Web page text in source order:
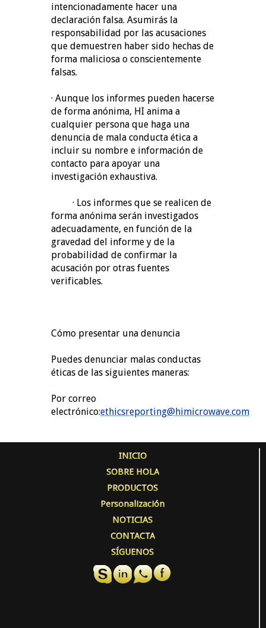
intencionadamente hacer una
declaración falsa. Asumirás la
responsabilidad por las acusaciones
que demuestren haber sido hechas de
forma maliciosa o conscientemente
falsas.
· Aunque los informes pueden hacerse
de forma anónima, HI anima a
cualquier persona que haga una
denuncia de mala conducta ética a
incluir su nombre e información de
contacto para apoyar una
investigación exhaustiva.
· Los informes que se realicen de
forma anónima serán investigados
adecuadamente, en función de la
gravedad del informe y de la
probabilidad de confirmar la
acusación por otras fuentes
verificables.
Cómo presentar una denuncia
Puedes denunciar malas conductas
éticas de las siguientes maneras:
Por correo
electrónico:ethicsreporting@himicrowave.com
INICIO
SOBRE HOLA
PRODUCTOS
Personalización
NOTICIAS
CONTACTA
SÍGUENOS